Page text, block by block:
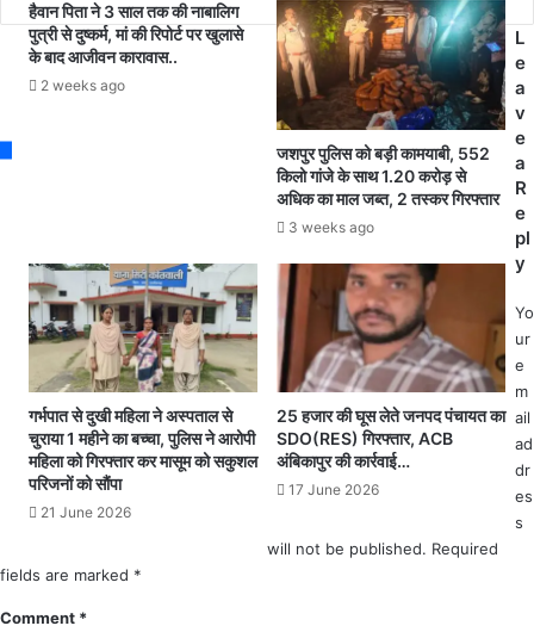
स
फ
जां
ड़
ड़ी
ख
स
की
रा
ले
र्दी
ह
वा
हैवान पिता ने 3 साल तक की नाबालिग
पुत्री से दुष्कर्म, मां की रिपोर्ट पर खुलासे
के बाद आजीवन कारावास..
2 weeks ago
जशपुर पुलिस को बड़ी कामयाबी, 552
किलो गांजे के साथ 1.20 करोड़ से
अधिक का माल जब्त, 2 तस्कर गिरफ्तार
3 weeks ago
गर्भपात से दुखी महिला ने अस्पताल से
चुराया 1 महीने का बच्चा, पुलिस ने आरोपी
महिला को गिरफ्तार कर मासूम को सकुशल
परिजनों को सौंपा
21 June 2026
25 हजार की घूस लेते जनपद पंचायत का
SDO(RES) गिरफ्तार, ACB
अंबिकापुर की कार्रवाई…
17 June 2026
L
e
a
v
e
a
R
e
pl
y
Yo
ur
e
m
ail
ad
dr
es
s
will not be published. Required
fields are marked *
Comment *